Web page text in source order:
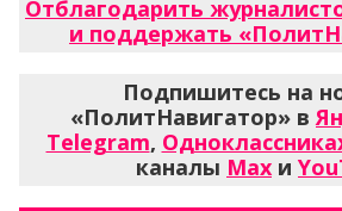
Отблагодарить
и поддержать
Подпишитесь на
«ПолитНавигатор» в
Telegram,
каналы Max и